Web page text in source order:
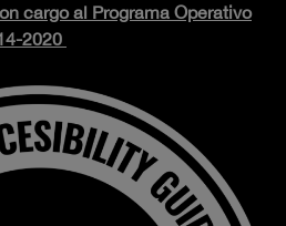
cargo al Programa Operativo
2020